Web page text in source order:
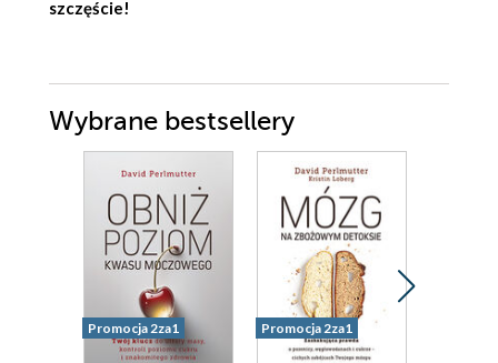
szczęście!
Wybrane bestsellery
Promocja 2za1 Promocja 2za1